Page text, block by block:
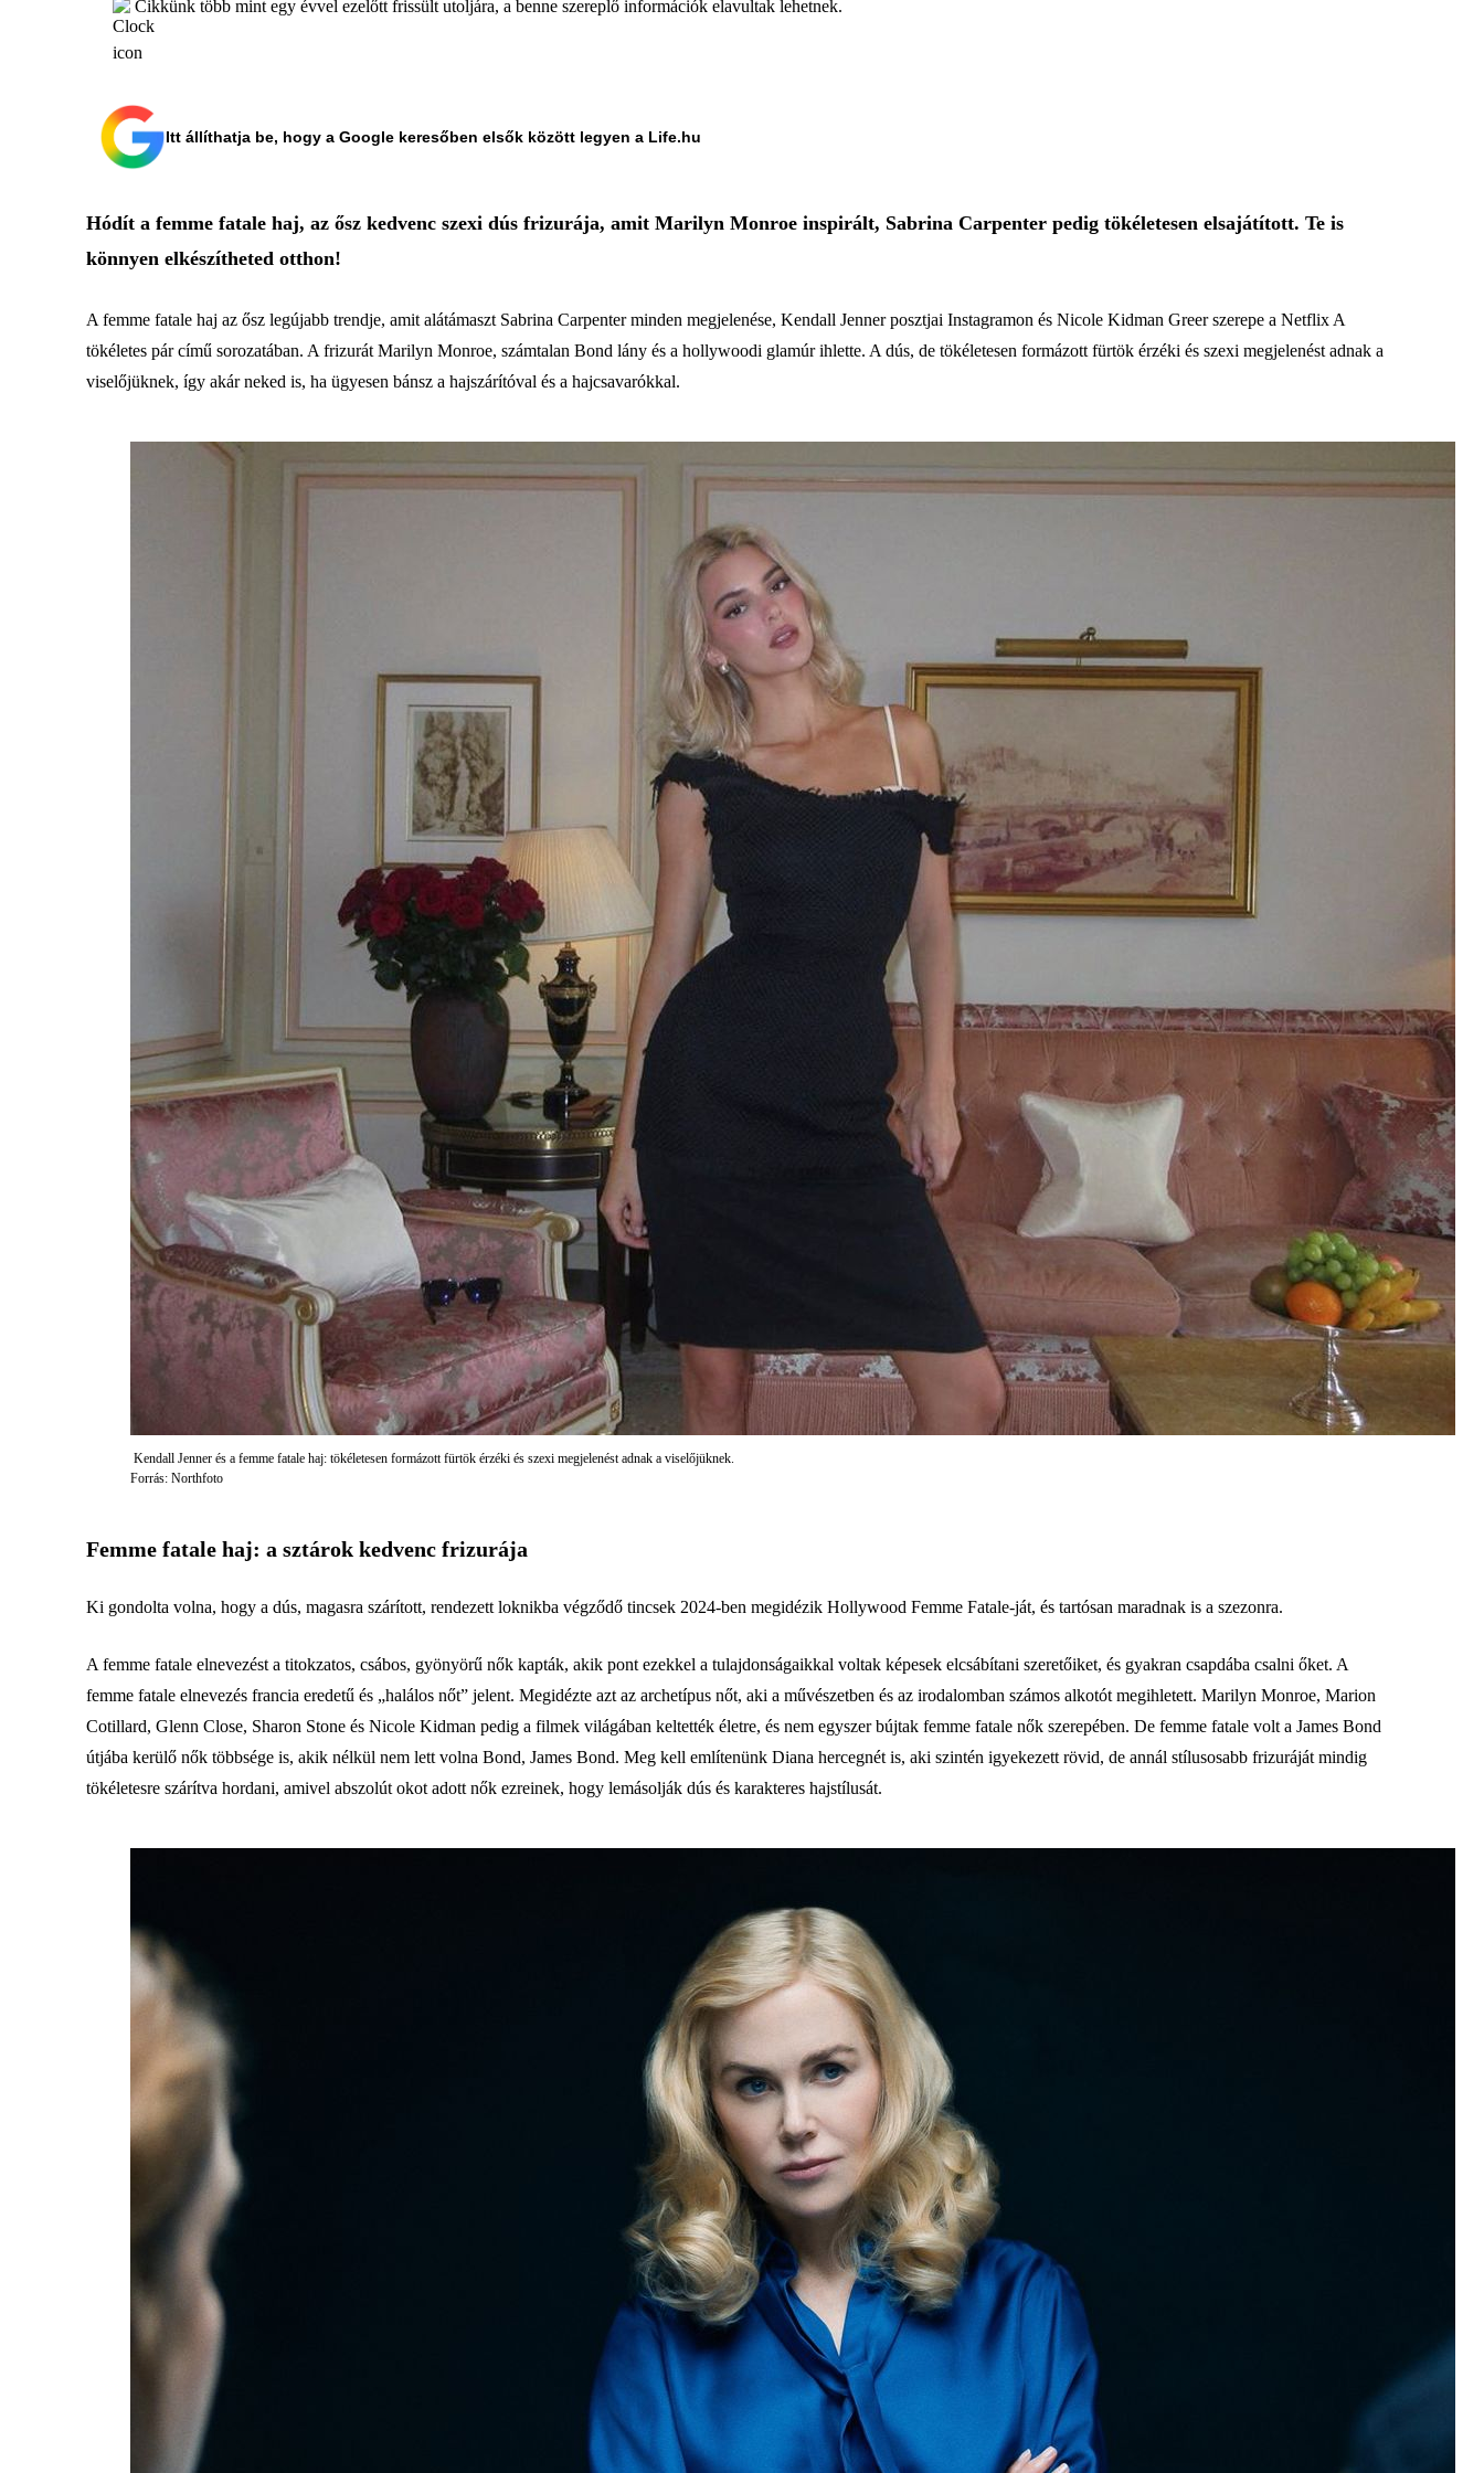
Cikkünk több mint egy évvel ezelőtt frissült utoljára, a benne szereplő információk elavultak lehetnek.
Itt állíthatja be, hogy a Google keresőben elsők között legyen a Life.hu
Hódít a femme fatale haj, az ősz kedvenc szexi dús frizurája, amit Marilyn Monroe inspirált, Sabrina Carpenter pedig tökéletesen elsajátított. Te is
könnyen elkészítheted otthon!
A femme fatale haj az ősz legújabb trendje, amit alátámaszt Sabrina Carpenter minden megjelenése, Kendall Jenner posztjai Instagramon és Nicole Kidman Greer szerepe a Netflix A
tökéletes pár című sorozatában. A frizurát Marilyn Monroe, számtalan Bond lány és a hollywoodi glamúr ihlette. A dús, de tökéletesen formázott fürtök érzéki és szexi megjelenést adnak a
viselőjüknek, így akár neked is, ha ügyesen bánsz a hajszárítóval és a hajcsavarókkal.
Kendall Jenner és a femme fatale haj: tökéletesen formázott fürtök érzéki és szexi megjelenést adnak a viselőjüknek.
Forrás: Northfoto
Femme fatale haj: a sztárok kedvenc frizurája
Ki gondolta volna, hogy a dús, magasra szárított, rendezett loknikba végződő tincsek 2024-ben megidézik Hollywood Femme Fatale-ját, és tartósan maradnak is a szezonra.
A femme fatale elnevezést a titokzatos, csábos, gyönyörű nők kapták, akik pont ezekkel a tulajdonságaikkal voltak képesek elcsábítani szeretőiket, és gyakran csapdába csalni őket. A
femme fatale elnevezés francia eredetű és „halálos nőt” jelent. Megidézte azt az archetípus nőt, aki a művészetben és az irodalomban számos alkotót megihletett. Marilyn Monroe, Marion
Cotillard, Glenn Close, Sharon Stone és Nicole Kidman pedig a filmek világában keltették életre, és nem egyszer bújtak femme fatale nők szerepében. De femme fatale volt a James Bond
útjába kerülő nők többsége is, akik nélkül nem lett volna Bond, James Bond. Meg kell említenünk Diana hercegnét is, aki szintén igyekezett rövid, de annál stílusosabb frizuráját mindig
tökéletesre szárítva hordani, amivel abszolút okot adott nők ezreinek, hogy lemásolják dús és karakteres hajstílusát.